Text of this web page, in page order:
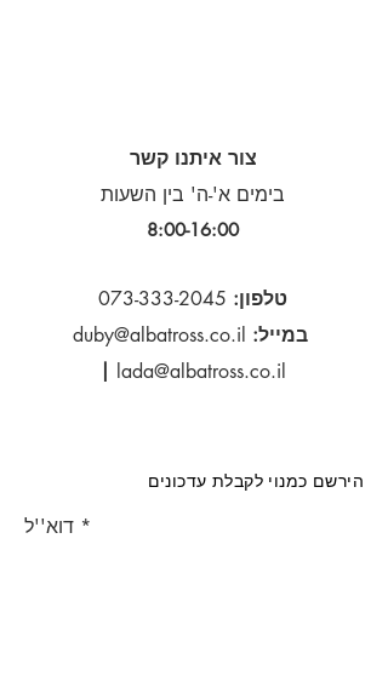
צור איתנו קשר
בימים א'-ה' בין השעות
8:00-16:00​
טלפון: 073-333-2045
במייל: duby@albatross.co.il
| lada@albatross.co.il
הירשם כמנוי לקבלת עדכונים
דוא''ל